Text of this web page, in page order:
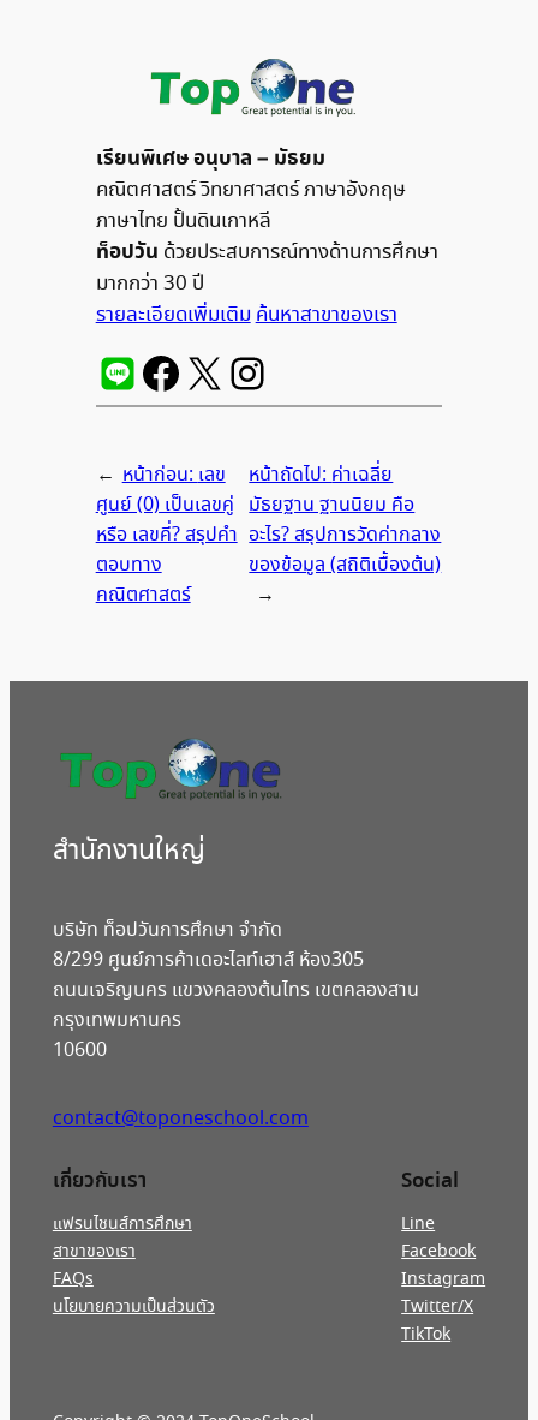
เรียนพิเศษ อนุบาล – มัธยม
คณิตศาสตร์ วิทยาศาสตร์ ภาษาอังกฤษ
ภาษาไทย ปั้นดินเกาหลี
ท็อปวัน ด้วยประสบการณ์ทางด้านการศึกษา
มากกว่า 30 ปี
รายละเอียดเพิ่มเติมค้นหาสาขาของเรา
← หน้าก่อน:เลข
ศูนย์ (0) เป็นเลขคู่
หรือ เลขคี่? สรุปคำ
ตอบทาง
คณิตศาสตร์
หน้าถัดไป:ค่าเฉลี่ย
มัธยฐาน ฐานนิยม คือ
อะไร? สรุปการวัดค่ากลาง
ของข้อมูล (สถิติเบื้องต้น)
→
สํานักงานใหญ่
บริษัท ท็อปวันการศึกษา จำกัด
8/299 ศูนย์การค้าเดอะไลท์เฮาส์ ห้อง305
ถนนเจริญนคร แขวงคลองต้นไทร เขตคลองสาน
กรุงเทพมหานคร
10600
contact@toponeschool.com
เกี่ยวกับเรา
แฟรนไชนส์การศึกษา
สาขาของเรา
FAQs
นโยบายความเป็นส่วนตัว
Social
Line
Facebook
Instagram
Twitter/X
TikTok